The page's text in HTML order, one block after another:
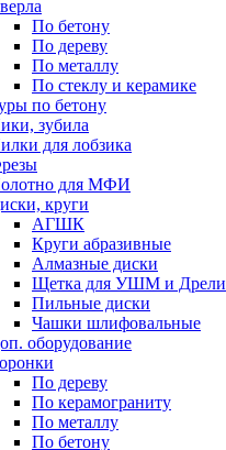
По бетону
По дереву
По металлу
По стеклу и керамике
по бетону
зубила
для лобзика
для МФИ
круги
АГШК
Круги абразивные
Алмазные диски
Щетка для УШМ и Дрели
Пильные диски
Чашки шлифовальные
оборудование
По дереву
По керамограниту
По металлу
По бетону